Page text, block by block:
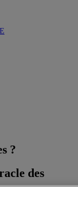
?
des
peuvent finir par
lisser avec un